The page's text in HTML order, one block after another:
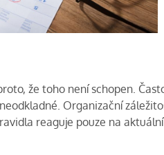
že toho není schopen.
Organizační
reaguje pouze na